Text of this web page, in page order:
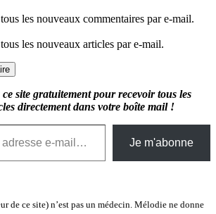
les nouveaux commentaires par e-mail.
les nouveaux articles par e-mail.
site gratuitement pour recevoir tous les
directement dans votre boîte mail !
Je m'abonne
de ce site) n’est pas un médecin. Mélodie ne donne